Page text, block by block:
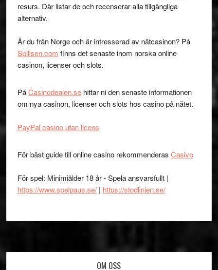
resurs. Där listar de och recenserar alla tillgängliga
alternativ.
Är du från Norge och är intresserad av nätcasinon? På
Spillsen.com finns det senaste inom norska online
casinon, licenser och slots.
PåCasinodealen.sehittar ni den senaste informationen
om nya casinon, licenser och slots hos casino på nätet.
PayPal casino utan licens
För bäst guide till online casino rekommenderas Casivo
För spel: Minimiålder 18 år - Spela ansvarsfullt |
https://www.spelpaus.se/| https://stodlinjen.se/
OM OSS